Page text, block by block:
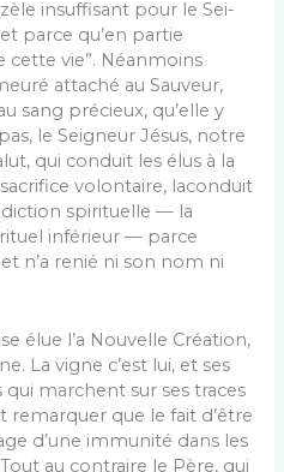
insuffisant pour le Sei­
parce qu’en partie
cette vie”. Néanmoins
attaché au Sauveur,
sang précieux, qu’elle y
le Seigneur Jésus, notre
qui conduit les élus à la
volontaire, laconduit
spirituelle — la
inférieur — parce
n’a renié ni son nom ni
élue l’a Nouvelle Créa­tion,
La vigne c’est lui, et ses
marchent sur ses traces
remarquer que le fait d’être
d’une immunité dans les
au contraire le Père, qui